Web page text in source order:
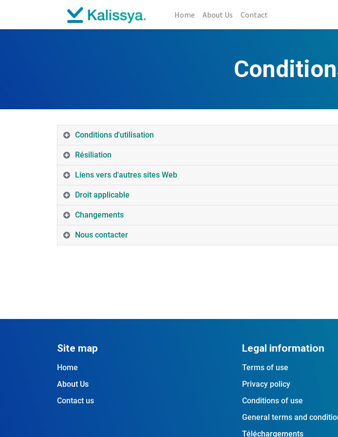
Home About Us Contact
Conditions d'utilisation
Résiliation
Liens vers d'autres sites Web
Droit applicable
Changements
Nous contacter
Site map
Home
About Us
Contact us
Legal information
Terms of use
Privacy policy
Conditions of use
General terms and
Téléchargements